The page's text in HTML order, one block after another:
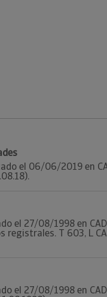
el 06/06/2019 en
el 27/08/1998 en
registrales. T 603, L
el 27/08/1998 en